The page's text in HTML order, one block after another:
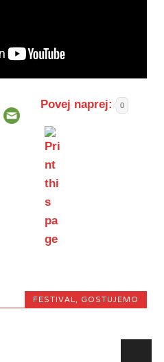
Povej naprej: 0
FESTIVAL, GOSTUJEMO